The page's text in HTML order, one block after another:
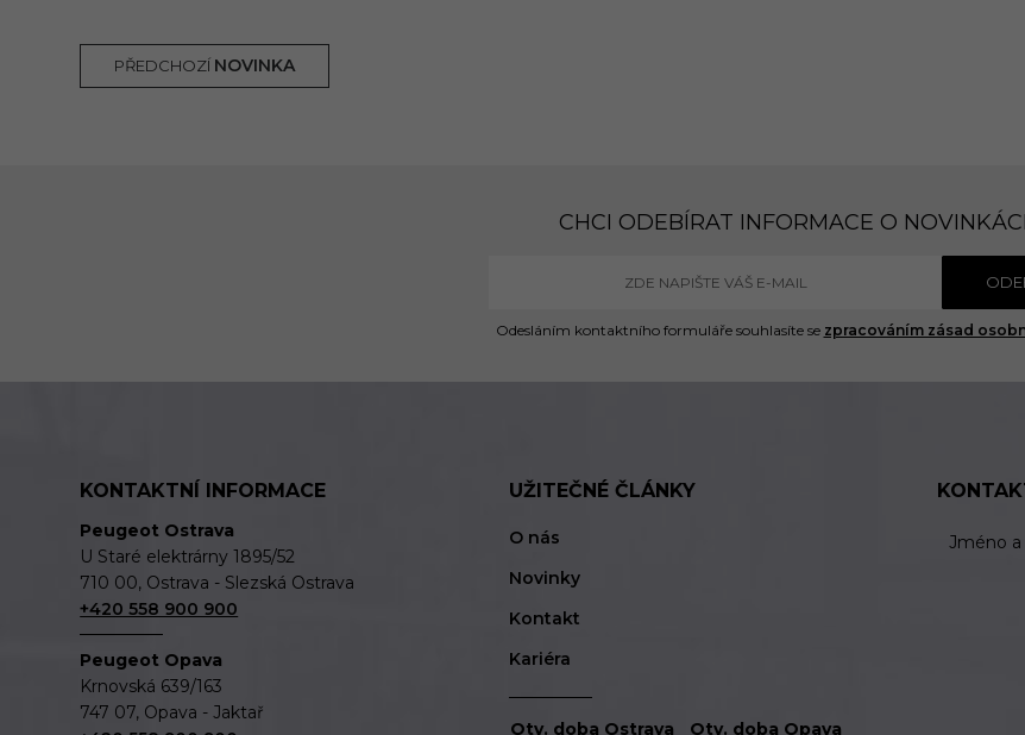
PŘEDCHOZÍ NOVINKA
CHCI ODEBÍRAT INFORMACE O
Odesláním kontaktního formuláře souhlasíte se zpracováním zásad
KONTAKTNÍ INFORMACE
Peugeot Ostrava
U Staré elektrárny 1895/52
710 00, Ostrava - Slezská Ostrava
+420 558 900 900
Peugeot Opava
Krnovská 639/163
747 07, Opava - Jaktař
UŽITEČNÉ ČLÁNKY
O nás
Novinky
Kontakt
Kariéra
Otv. doba Ostrava Otv. doba Opava
Jméno